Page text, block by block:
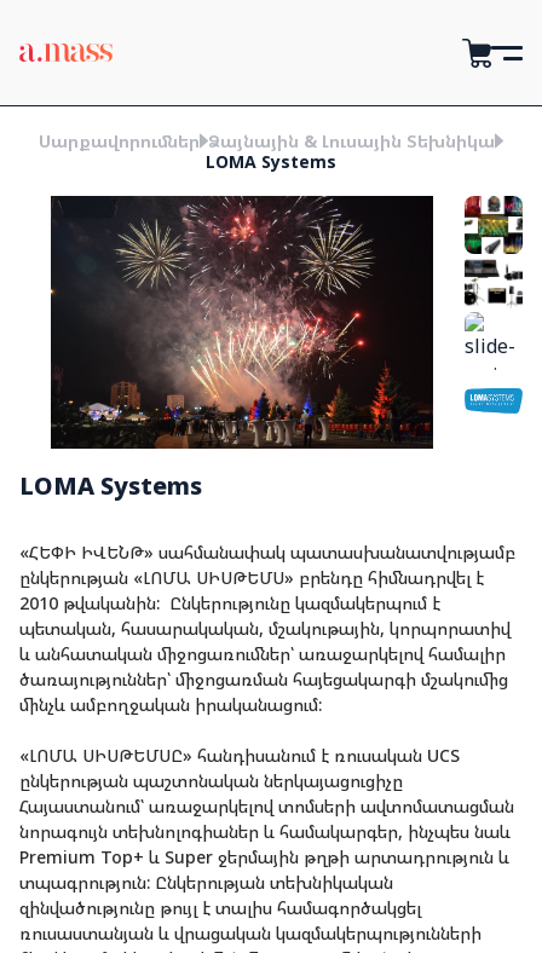
Սարքավորումներ Ձայնային & Լուսային Տեխնիկա
LOMA Systems
LOMA Systems
«ՀԵՓԻ ԻՎԵՆԹ» սահմանափակ պատասխանատվությամբ
ընկերության «ԼՈՄԱ ՍԻՍԹԵՄՍ» բրենդը հիմնադրվել է
2010 թվականին:  Ընկերությունը կազմակերպում է
պետական, հասարակական, մշակութային, կորպորատիվ
և անհատական միջոցառումներ՝ առաջարկելով համալիր
ծառայություններ՝ միջոցառման հայեցակարգի մշակումից
մինչև ամբողջական իրականացում:
«ԼՈՄԱ ՍԻՍԹԵՄՍԸ» հանդիսանում է ռուսական UCS
ընկերության պաշտոնական ներկայացուցիչը
Հայաստանում՝ առաջարկելով տոմսերի ավտոմատացման
նորագույն տեխնոլոգիաներ և համակարգեր, ինչպես նաև
Premium Top+ և Super ջերմային թղթի արտադրություն և
տպագրություն: Ընկերության տեխնիկական
զինվածությունը թույլ է տալիս համագործակցել
ռուսաստանյան և վրացական կազմակերպությունների